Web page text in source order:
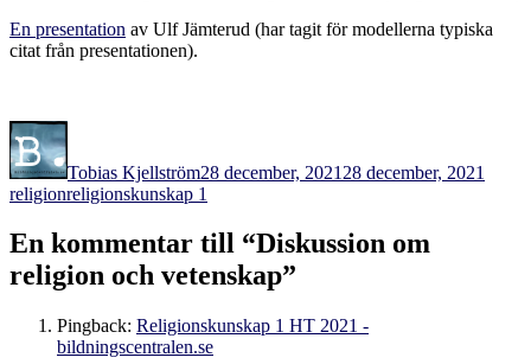
En presentation av Ulf Jämterud (har tagit för modellerna typiska
citat från presentationen).
Tobias Kjellström28 december, 2021 28 december, 2021
religionEtiketter
religionskunskap 1
En kommentar till “Diskussion om
religion och vetenskap”
Pingback: Religionskunskap 1 HT 2021 -
bildningscentralen.se